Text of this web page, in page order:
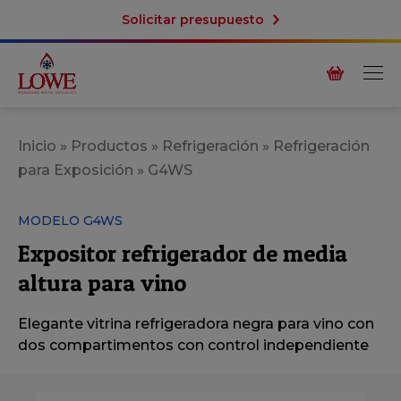
Solicitar presupuesto
Inicio » Productos » Refrigeración » Refrigeración
para Exposición » G4WS
MODELO G4WS
Expositor refrigerador de media
altura para vino
Elegante vitrina refrigeradora negra para vino con
dos compartimentos con control independiente